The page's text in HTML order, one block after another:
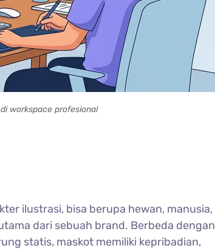
workspace profesional
ilustrasi, bisa berupa hewan, manusia,
dari sebuah brand. Berbeda dengan
statis, maskot memiliki kepribadian,